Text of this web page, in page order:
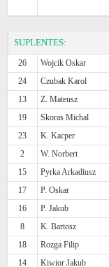
SUPLENTES:
26 Wojcik Oskar
24
Czubak Karol
13
Z. Mateusz
19
Skoras Michal
23
K. Kacper
2
W. Norbert
15
Pyrka Arkadiusz
17
P. Oskar
16
P. Jakub
8
K. Bartosz
18
Rozga Filip
14
Kiwior Jakub